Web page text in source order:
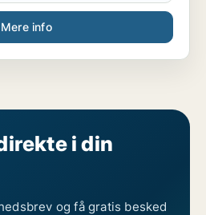
Mere info
i din
og få gratis besked